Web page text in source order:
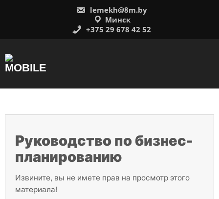
lemekh@8m.by
Минск
+375 29 678 42 52
Руководство по бизнес-
планированию
Извините, вы не имете прав на просмотр этого
материала!